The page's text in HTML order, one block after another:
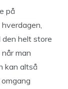
på
helt store
man
kan altså